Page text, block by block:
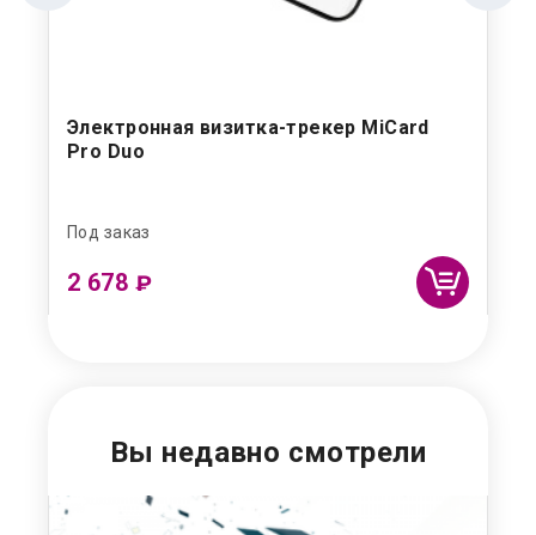
Электронная визитка-трекер MiCard
Pro Duo
Под заказ
2 678 ₽
Вы недавно смотрели